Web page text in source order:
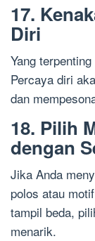
17.
Diri
Yang
Percaya diri
dan
18. Pilih
dengan
Jika Anda
polos atau
tampil beda,
menarik.